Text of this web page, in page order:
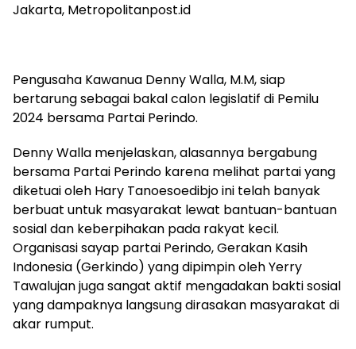
Jakarta, Metropolitanpost.id
Pengusaha Kawanua Denny Walla, M.M, siap
bertarung sebagai bakal calon legislatif di Pemilu
2024 bersama Partai Perindo.
Denny Walla menjelaskan, alasannya bergabung
bersama Partai Perindo karena melihat partai yang
diketuai oleh Hary Tanoesoedibjo ini telah banyak
berbuat untuk masyarakat lewat bantuan-bantuan
sosial dan keberpihakan pada rakyat kecil.
Organisasi sayap partai Perindo, Gerakan Kasih
Indonesia (Gerkindo) yang dipimpin oleh Yerry
Tawalujan juga sangat aktif mengadakan bakti sosial
yang dampaknya langsung dirasakan masyarakat di
akar rumput.